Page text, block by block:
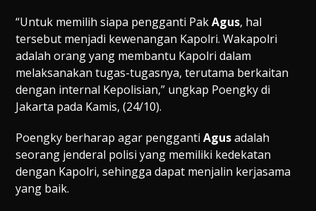
“Untuk memilih siapa pengganti PakAgus, hal
tersebut menjadi kewenangan Kapolri. Wakapolri
adalah orang yang membantu Kapolri dalam
melaksanakan tugas-tugasnya, terutama berkaitan
dengan internal Kepolisian,” ungkap Poengky di
Jakarta pada Kamis, (24/10).
Poengky berharap agar penggantiAgusadalah
seorang jenderal polisi yang memiliki kedekatan
dengan Kapolri, sehingga dapat menjalin kerjasama
yang baik.